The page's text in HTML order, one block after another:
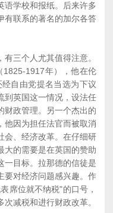
语学校和报纸。后来许多
有联系的著名的加尔各答
三个人尤其值得注意。
1917年），他在伦
自由党提名当选为下议
到英国这一情况，设法任
财政管理。另一个杰出的
他因为担任法官而被取消
会、经济改革。在仔细研
大的需要是在英国的赞助
一目标。拉那德的信徒是
要对经济问题感兴趣。作
席位就不纳税"的口号，
减税和进行财政改革。